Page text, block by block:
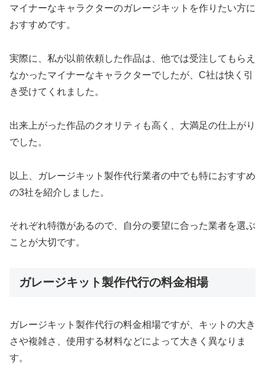
マイナーなキャラクターのガレージキットを作りたい方に
おすすめです。
実際に、私が以前依頼した作品は、他では受注してもらえ
なかったマイナーなキャラクターでしたが、C社は快く引
き受けてくれました。
出来上がった作品のクオリティも高く、大満足の仕上がり
でした。
以上、ガレージキット製作代行業者の中でも特におすすめ
の3社を紹介しました。
それぞれ特徴があるので、自分の要望に合った業者を選ぶ
ことが大切です。
ガレージキット製作代行の料金相場
ガレージキット製作代行の料金相場ですが、キットの大き
さや複雑さ、使用する材料などによって大きく異なりま
す。